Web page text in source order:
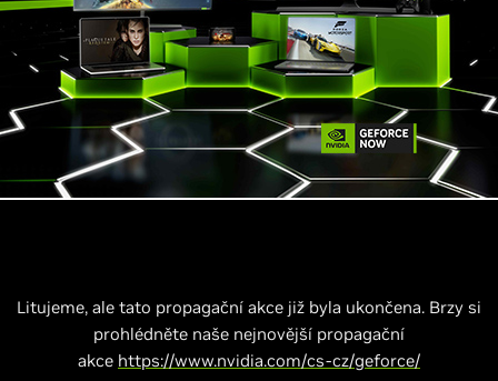
Litujeme, ale tato propagační akce již byla ukončena. Brzy si
prohlédněte naše nejnovější propagační
akce https://www.nvidia.com/cs-cz/geforce/